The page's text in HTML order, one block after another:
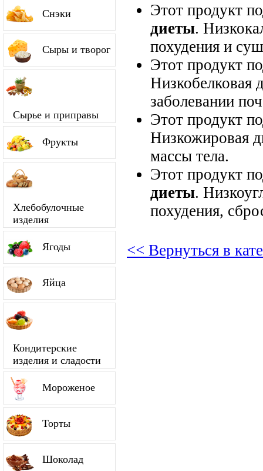
Снэки
Сыры и творог
Сырье и приправы
Фрукты
Хлебобулочные
изделия
Ягоды
Яйца
Кондитерские
изделия и сладости
Мороженое
Торты
Шоколад
Этот продукт
диеты.
похудения и
Этот продукт
Низкобелковая
заболевании
Этот продукт
Низкожировая
массы тела.
Этот продукт
диеты.
похудения,
<< Вернуться в